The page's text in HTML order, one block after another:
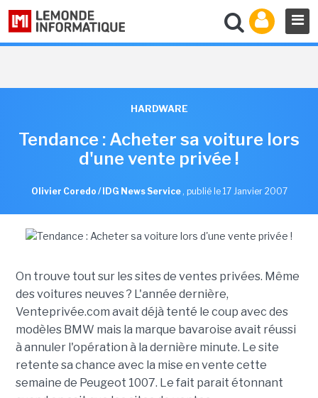
HARDWARE
Tendance : Acheter sa voiture lors
d'une vente privée !
Olivier Coredo / IDG News Service , publié le 17 Janvier 2007
On trouve tout sur les sites de ventes privées. Même
des voitures neuves ? L'année dernière,
Venteprivée.com avait déjà tenté le coup avec des
modèles BMW mais la marque bavaroise avait réussi
à annuler l'opération à la dernière minute. Le site
retente sa chance avec la mise en vente cette
semaine de Peugeot 1007. Le fait parait étonnant